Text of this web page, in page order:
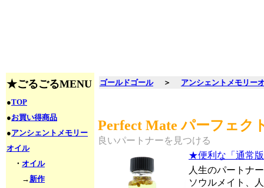
★ごるごるMENU
●TOP
●お買い得商品
●アンシェントメモリー
オイル
・ オイル
→新作
ゴールドゴール ＞ アンシェントメモリー
Perfect Mate パーフェク
良いパートナーを見つける
★便利な「通常
人生のパートナ
ソウルメイト、